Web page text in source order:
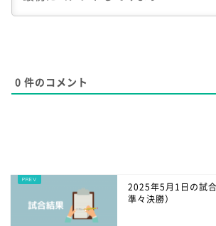
0 件のコメント
2025年5月1日の試
準々決勝）